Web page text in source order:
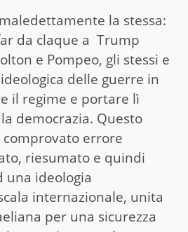
la stessa:
da claque a Trump
e Pompeo, gli stessi e
delle guerre in
il regime e portare lì
democrazia. Questo
comprovato errore
riesumato e quindi
una ideologia
internazionale, unita
per una sicurezza